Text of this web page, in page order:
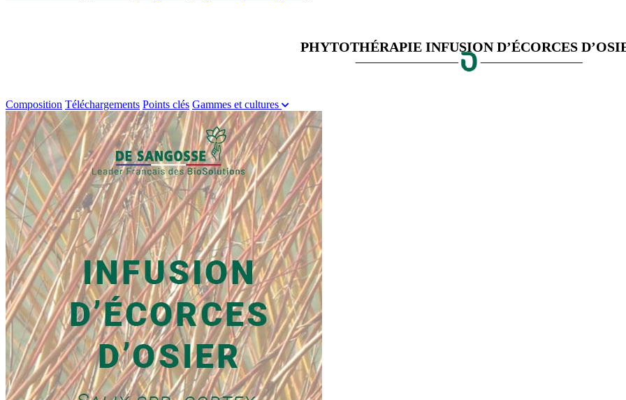
PHYTOTHÉRAPIE INFUSION D’ÉCORCES
Composition Téléchargements Points clés Gammes et cultures